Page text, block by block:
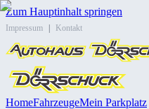
Zum Hauptinhalt springen
Impressum Kontakt
HomeFahrzeugeMein Parkplatz